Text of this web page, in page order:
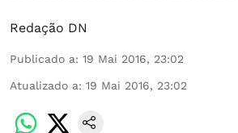
Redação DN
Publicado a: 19 Mai 2016, 23:02
Atualizado a: 19 Mai 2016, 23:02